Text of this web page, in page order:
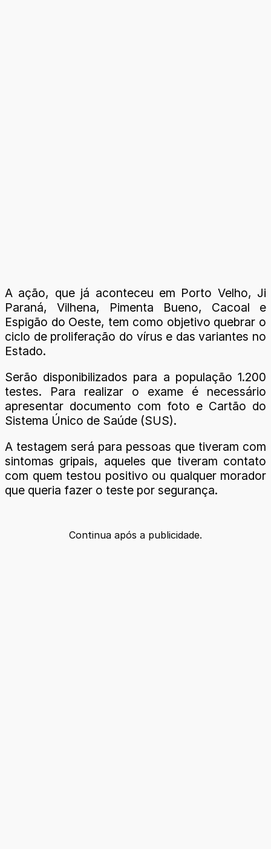
A ação, que já aconteceu em Porto Velho, Ji
Paraná, Vilhena, Pimenta Bueno, Cacoal e
Espigão do Oeste, tem como objetivo quebrar o
ciclo de proliferação do vírus e das variantes no
Estado.
Serão disponibilizados para a população 1.200
testes. Para realizar o exame é necessário
apresentar documento com foto e Cartão do
Sistema Único de Saúde (SUS).
A testagem será para pessoas que tiveram com
sintomas gripais, aqueles que tiveram contato
com quem testou positivo ou qualquer morador
que queria fazer o teste por segurança.
Continua após a publicidade.